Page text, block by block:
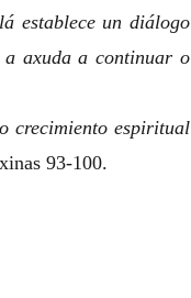
establece un diálogo
a axuda a continuar o
crecimiento espiritual
93-100.